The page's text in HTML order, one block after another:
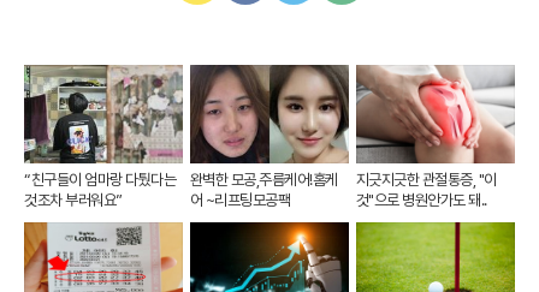
카
톡
페
북
트
U
복
사
“친구들이 엄마랑 다퉜다는
것조차 부러워요”
완벽한 모공,주름케어!홈케
어 ~리프팅모공팩
지긋지긋한 관절통증, "이
것"으로 병원안가도 돼..